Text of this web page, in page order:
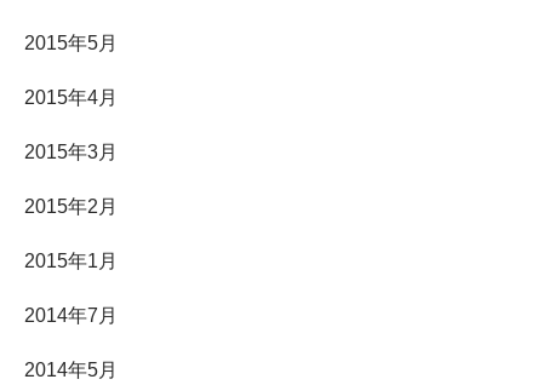
2015年5月
2015年4月
2015年3月
2015年2月
2015年1月
2014年7月
2014年5月